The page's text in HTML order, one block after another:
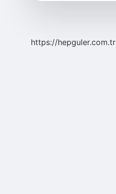
https://hepguler.com.tr